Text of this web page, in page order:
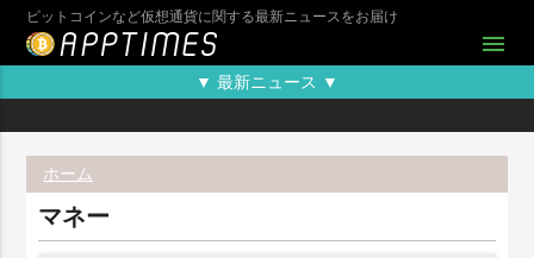
ビットコインなど仮想通貨に関する最新ニュースをお届け
menu
▼ 最新ニュース ▼
ホーム
マネー